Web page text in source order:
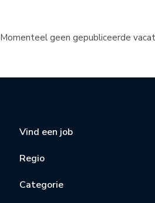
Momenteel geen gepubliceerde
Vind een job
Regio
Categorie